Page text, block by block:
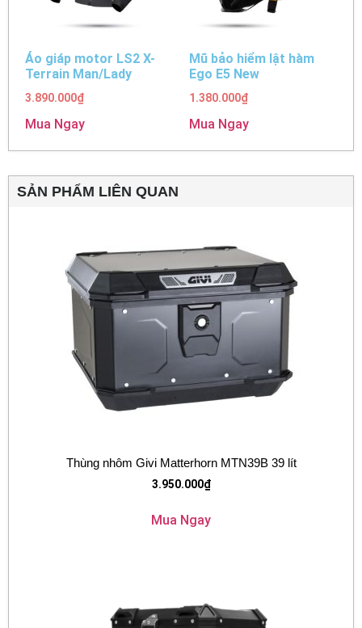
Áo giáp motor LS2 X-
Terrain Man/Lady
3.890.000₫
Mua Ngay
Mũ bảo hiểm lật hàm
Ego E5 New
1.380.000₫
Mua Ngay
SẢN PHẨM LIÊN QUAN
Thùng nhôm Givi Matterhorn MTN39B 39 lít
3.950.000₫
Mua Ngay